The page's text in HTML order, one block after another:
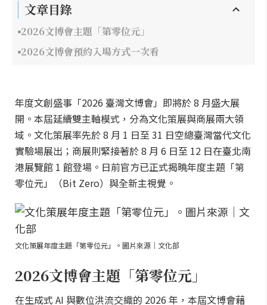
文章目錄
2026文博會主題「第零位元」
2026文博會預約入場方式一次看
年度文創盛事「2026 臺灣文博會」即將於 8 月盛大展
開。本屆延續雙主軸模式，分為文化策展與商展兩大領
域。文化策展率先於 8 月 1 日至 31 日空總臺灣當代文化
實驗場展出；商展則緊接著於 8 月 6 日至 12 日在臺北南
港展覽館 1 館登場。日前官方已正式揭曉年度主題「第
零位元」（Bit Zero）與全新主視覺。
文化策展年度主題「第零位元」。圖片來源｜文化部
2026文博會主題「第零位元」
在生成式 AI 與數位洪流交織的 2026 年，本屆文博會藉